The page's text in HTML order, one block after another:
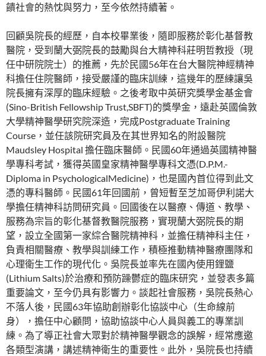
饋社會的熱忱與努力，至今依然持續著。
回顧吳院長的經歷，自本校畢業後，隨即服務於彰化基督教
醫院，受到蘭大弼院長的鼓勵與台大精神科莊明哲教授（現
任中研院院士）的推薦，先於民國56年在台大醫院神經精神
科擔任住院醫師，接受嚴謹的臨床訓練，這幾年的歷練讓吳
院長擁有深厚的臨床經驗。之後考取中英研究獎學金基金會
(Sino-British Fellowship Trust,SBFT)的獎學金，遠赴英國倫敦
大學精神醫學研究院深造，完成Postgraduate Training
Course，並任該院研究員及在其世界知名的附設醫院
Maudsley Hospital 擔任臨床醫師。民國60年通過英國精神醫
學專科考試，獲得英國皇家精神醫學專科文憑(D.P.M.-
Diploma in PsychologicalMedicine)，也是國內首位得到此文
憑的專科醫師。民國61年回國前，曾短暫至芝加哥伊利諾大
學擔任精神科訪問研究員。回國後在以醫療、傳道、教學、
服務為宗旨的彰化基督教醫院服務，實現蘭大弼院長的期
望，設立全國第一家綜合醫院精神科，並擔任精神科主任，
負責相關醫療、教學與訓練工作，積極推動精神醫療團隊和
心理衛生工作的現代化。吳院長並率先在國內使用鋰鹽
(Lithium Salts)於治療和預防躁鬱症的臨床研究，並發表多篇
重要論文，至今仍具有影響力。談起社會服務，吳院長熱心
不落人後，民國63年協助創辦彰化協談中心（生命線前
身），擔任中心顧問，協助協談中心人員與義工的專業訓
練。為了導正社會大眾對於精神醫學觀念的誤解，經常應邀
各類型演講，講述精神衛生的重要性。此外，吳院長也持續